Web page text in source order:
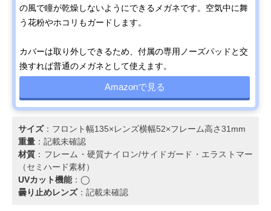
の風で瞳が乾燥しないようにできるメガネです。空気中に舞
う花粉やホコリもガードします。
カバーは取り外しできるため、付属の専用ノーズパッドと交
換すれば普通のメガネとして使えます。
Amazonで見る
サイズ：フロント幅135×レンズ横幅52×フレーム高さ31mm
重量 ：記載未確認
材質 ：フレーム・硬質ナイロン/サイドガード・エラストマー
（セミハード素材）
UVカット機能：◯
曇り止めレンズ：記載未確認